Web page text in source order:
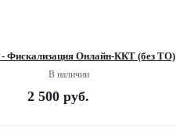
Фискализация Онлайн-ККТ (без ТО)
В наличии
2 500 руб.